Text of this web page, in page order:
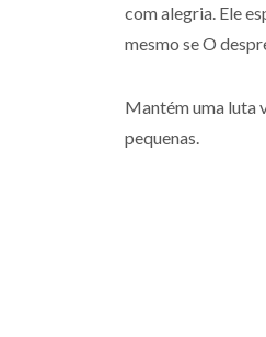
com alegria. Ele
mesmo se O
Mantém uma luta
pequenas.